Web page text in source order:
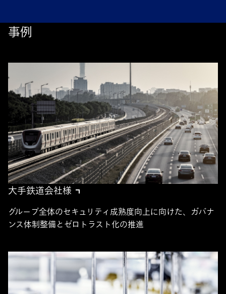
事例
大手鉄道会社様
グループ全体のセキュリティ成熟度向上に向けた、ガバナ
ンス体制整備とゼロトラスト化の推進